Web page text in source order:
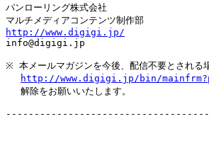
パンローリング株式会社
http://www.digigi.jp/
info@digigi.jp
※ 本メールマガジンを今後、配信不要とされる
http://www.digigi.jp/bin/
解除をお願いいたします。